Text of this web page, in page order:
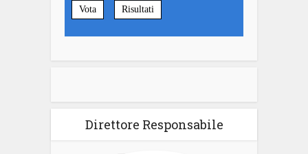
Vota Risultati
Direttore Responsabile